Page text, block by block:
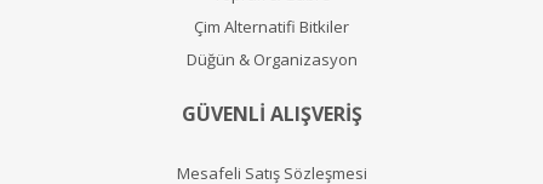
Çim Alternatifi Bitkiler
Düğün & Organizasyon
GÜVENLİ ALIŞVERİŞ
Mesafeli Satış Sözleşmesi